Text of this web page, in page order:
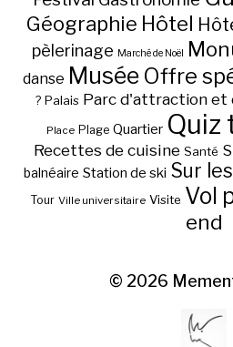
Géographie Hôtel
pèlerinage Marché de Noël
danse Musée Offre
? Palais Parc d'attraction et
Place Plage Quartier Quiz
Recettes de cuisine Santé
balnéaire Station de ski Sur
Tour Ville universitaire Visite Vol
end
© 2026